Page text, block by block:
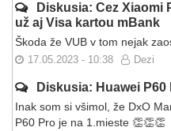
Diskusia: Cez Xiaomi
už aj Visa kartou mBank
Škoda že VUB v tom nejak
17.05.2023 - 10:38 Dezi
Diskusia: Huawei
Inak som si všimol, že DxO
P60 Pro je na 1.mieste 👏👏👏